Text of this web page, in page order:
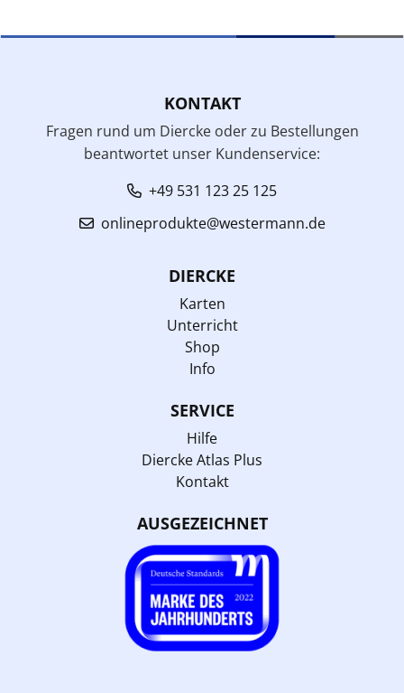
KONTAKT
Fragen rund um Diercke oder zu Bestellungen
beantwortet unser Kundenservice:
+49 531 123 25 125
onlineprodukte@westermann.de
DIERCKE
Karten
Unterricht
Shop
Info
SERVICE
Hilfe
Diercke Atlas Plus
Kontakt
AUSGEZEICHNET